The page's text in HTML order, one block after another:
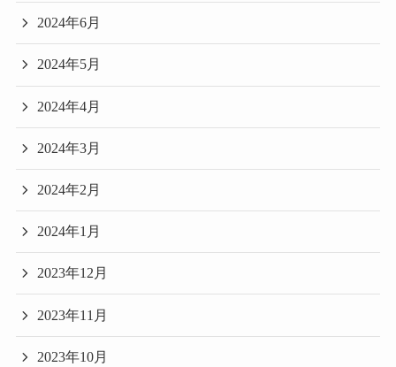
2024年6月
2024年5月
2024年4月
2024年3月
2024年2月
2024年1月
2023年12月
2023年11月
2023年10月